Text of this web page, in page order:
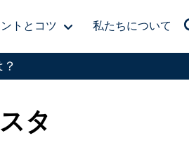
ントとコツ 私たちについて
タ